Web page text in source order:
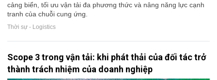
cảng biển, tối ưu vận tải đa phương thức và nâng năng lực cạnh
tranh của chuỗi cung ứng.
Thời sự - Logistics
Scope 3 trong vận tải: khi phát thải của đối tác trở
thành trách nhiệm của doanh nghiệp